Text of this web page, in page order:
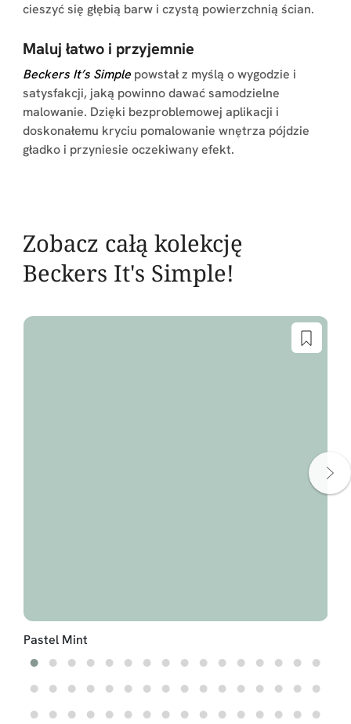
cieszyć się głębią barw i czystą powierzchnią ścian.
Maluj łatwo i przyjemnie
Beckers It’s Simple powstał z myślą o wygodzie i
satysfakcji, jaką powinno dawać samodzielne
malowanie. Dzięki bezproblemowej aplikacji i
doskonałemu kryciu pomalowanie wnętrza pójdzie
gładko i przyniesie oczekiwany efekt.
Zobacz całą kolekcję
Beckers It's Simple!
Pastel Mint